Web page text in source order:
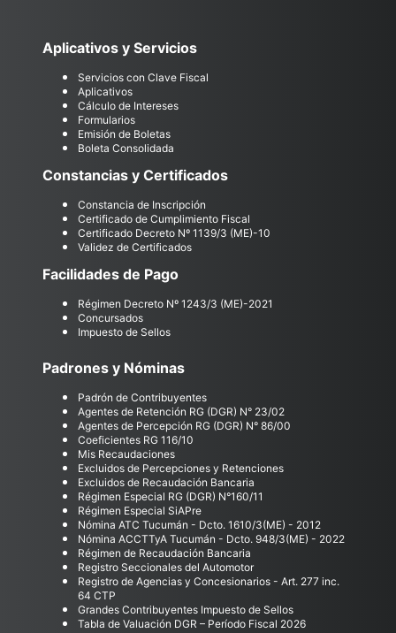
Aplicativos y Servicios
Servicios con Clave Fiscal
Aplicativos
Cálculo de Intereses
Formularios
Emisión de Boletas
Boleta Consolidada
Constancias y Certificados
Constancia de Inscripción
Certificado de Cumplimiento Fiscal
Certificado Decreto Nº 1139/3 (ME)-10
Validez de Certificados
Facilidades de Pago
Régimen Decreto Nº 1243/3 (ME)-2021
Concursados
Impuesto de Sellos
Padrones y Nóminas
Padrón de Contribuyentes
Agentes de Retención RG (DGR) N° 23/02
Agentes de Percepción RG (DGR) N° 86/00
Coeficientes RG 116/10
Mis Recaudaciones
Excluidos de Percepciones y Retenciones
Excluidos de Recaudación Bancaria
Régimen Especial RG (DGR) N°160/11
Régimen Especial SiAPre
Nómina ATC Tucumán - Dcto. 1610/3(ME) - 2012
Nómina ACCTTyA Tucumán - Dcto. 948/3(ME) - 2022
Régimen de Recaudación Bancaria
Registro Seccionales del Automotor
Registro de Agencias y Concesionarios - Art. 277 inc.
64 CTP
Grandes Contribuyentes Impuesto de Sellos
Tabla de Valuación DGR – Período Fiscal 2026